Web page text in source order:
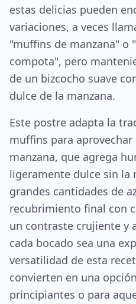
estas delicias pueden
variaciones, a veces
"muffins de manzana" o
compota", pero
de un bizcocho suave
dulce de la manzana.
Este postre adapta la
muffins para
manzana, que agrega
ligeramente dulce sin la
grandes cantidades de
recubrimiento final con
un contraste crujiente y
cada bocado sea una
versatilidad de esta
convierten en una
principiantes o para